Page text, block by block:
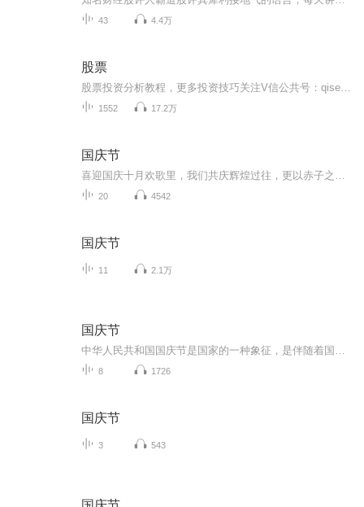
43 4.4万
股票
1552 17.2万
国庆节
20 4542
国庆节
11 2.1万
国庆节
8 1726
国庆节
3 543